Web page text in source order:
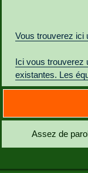
Vous trouverez ici
Ici vous trouverez
existantes. Les
Assez de